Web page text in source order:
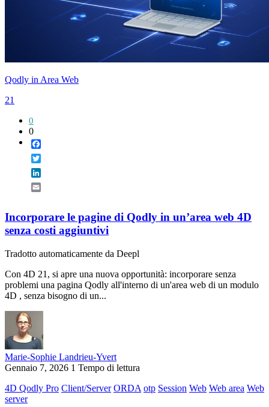
Qodly in Area Web
21
0
0
Incorporare le pagine di Qodly in un’area web 4D
senza costi aggiuntivi
Tradotto automaticamente da Deepl
Con 4D 21, si apre una nuova opportunità: incorporare senza
problemi una pagina Qodly all'interno di un'area web di un modulo
4D , senza bisogno di un...
Marie-Sophie Landrieu-Yvert
Gennaio 7, 2026 1 Tempo di lettura
4D Qodly Pro Client/Server ORDA otp Session Web Web area Web
server